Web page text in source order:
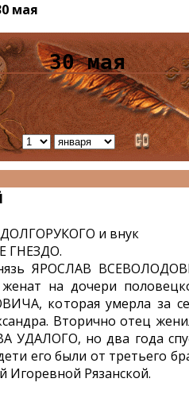
мая
30 мая
и внук
ГНЕЗДО.
ЯРОСЛАВ
на дочери
которая умерла за
Вторично отец
УДАЛОГО, но два года
его были от третьего
Игоревной Рязанской.